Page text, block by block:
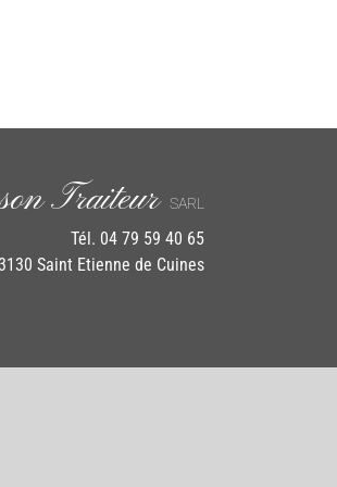
Traiteur SARL
Tél. 04 79 59 40 65
Saint Etienne de Cuines